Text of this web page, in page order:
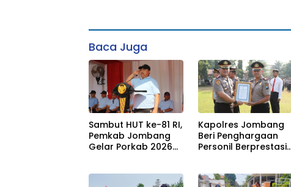
Baca Juga
Sambut HUT ke-81 RI,
Pemkab Jombang
Gelar Porkab 2026
Kapolres Jombang
Beri Penghargaan
Personil Berprestasi,
Muktamar NU ke-35